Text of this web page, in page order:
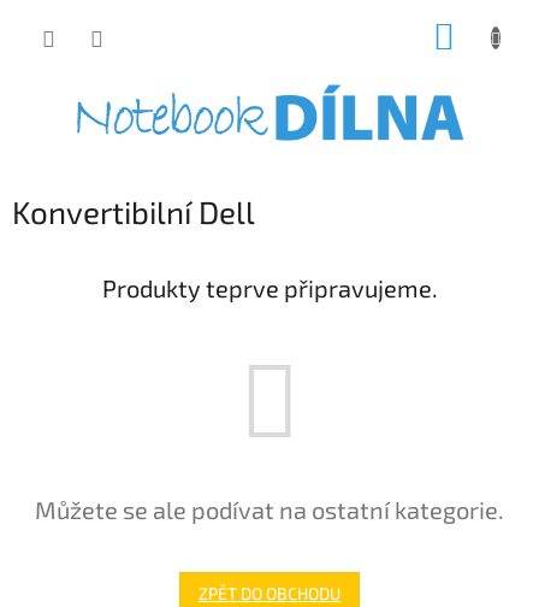
Konvertibilní Dell
Produkty teprve připravujeme.
Můžete se ale podívat na ostatní kategorie.
ZPĚT DO OBCHODU